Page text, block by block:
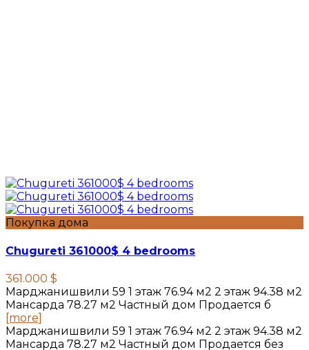
Покупка дома
Chugureti 361000$ 4 bedrooms
361.000 $
Марджанишвили 59 1 этаж 76.94 м2 2 этаж 94.38 м2
Мансарда 78.27 м2 Частный дом Продается б
[more]
Марджанишвили 59 1 этаж 76.94 м2 2 этаж 94.38 м2
Мансарда 78.27 м2 Частный дом Продается без